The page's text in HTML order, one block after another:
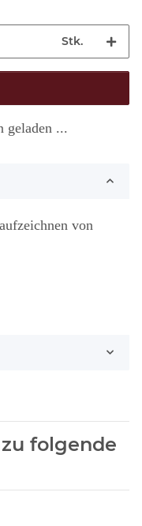
Stk.
geladen ...
von
folgende